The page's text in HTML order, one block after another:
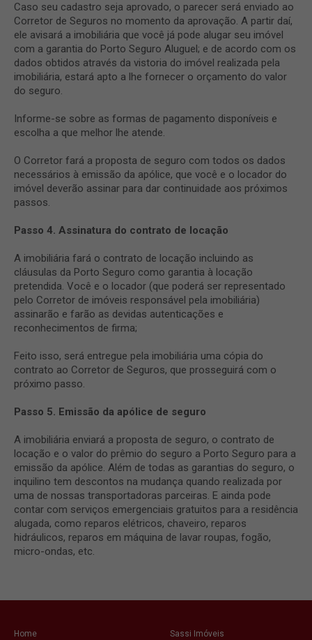
Caso seu cadastro seja aprovado, o parecer será enviado ao
Corretor de Seguros no momento da aprovação. A partir daí,
ele avisará a imobiliária que você já pode alugar seu imóvel
com a garantia do Porto Seguro Aluguel; e de acordo com os
dados obtidos através da vistoria do imóvel realizada pela
imobiliária, estará apto a lhe fornecer o orçamento do valor
do seguro.
Informe-se sobre as formas de pagamento disponíveis e
escolha a que melhor lhe atende.
O Corretor fará a proposta de seguro com todos os dados
necessários à emissão da apólice, que você e o locador do
imóvel deverão assinar para dar continuidade aos próximos
passos.
Passo 4. Assinatura do contrato de locação
A imobiliária fará o contrato de locação incluindo as
cláusulas da Porto Seguro como garantia à locação
pretendida. Você e o locador (que poderá ser representado
pelo Corretor de imóveis responsável pela imobiliária)
assinarão e farão as devidas autenticações e
reconhecimentos de firma;
Feito isso, será entregue pela imobiliária uma cópia do
contrato ao Corretor de Seguros, que prosseguirá com o
próximo passo.
Passo 5. Emissão da apólice de seguro
A imobiliária enviará a proposta de seguro, o contrato de
locação e o valor do prêmio do seguro a Porto Seguro para a
emissão da apólice. Além de todas as garantias do seguro, o
inquilino tem descontos na mudança quando realizada por
uma de nossas transportadoras parceiras. E ainda pode
contar com serviços emergenciais gratuitos para a residência
alugada, como reparos elétricos, chaveiro, reparos
hidráulicos, reparos em máquina de lavar roupas, fogão,
micro-ondas, etc.
Home
Sassi Imóveis